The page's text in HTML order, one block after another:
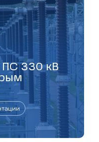
ПС 330 кВ